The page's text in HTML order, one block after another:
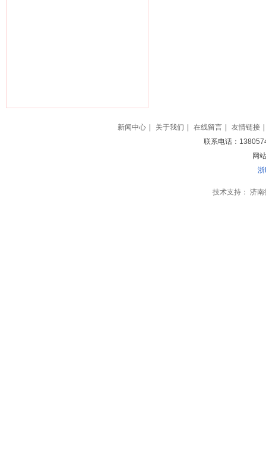
新闻中心 关于我们 在线留言 友情链接
联系电话：
网
技术支持： 济南